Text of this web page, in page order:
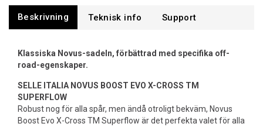
Beskrivning Support
Klassiska Novus-sadeln, förbättrad med specifika off-
road-egenskaper.
SELLE ITALIA NOVUS BOOST EVO X-CROSS TM
SUPERFLOW
Robust nog för alla spår, men ändå otroligt bekväm, Novus
Boost Evo X-Cross TM Superflow är det perfekta valet för alla